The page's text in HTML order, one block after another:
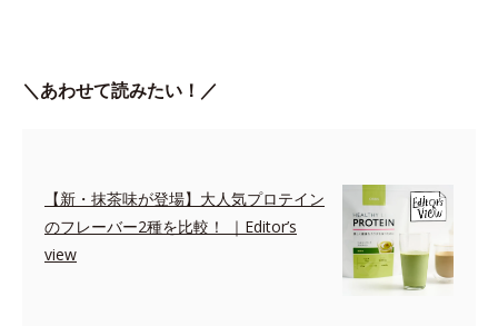
＼あわせて読みたい！／
【新・抹茶味が登場】大人気プロテイン
のフレーバー2種を比較！ ｜Editor’s
view